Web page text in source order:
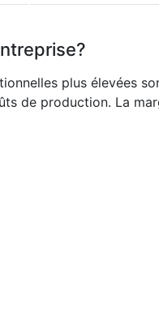
plus élevées
de production. La